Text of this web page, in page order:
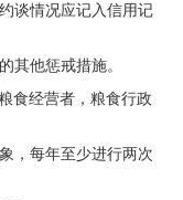
谈情况应记入信用记
他惩戒措施。
经营者，粮食行政
，每年至少进行两次